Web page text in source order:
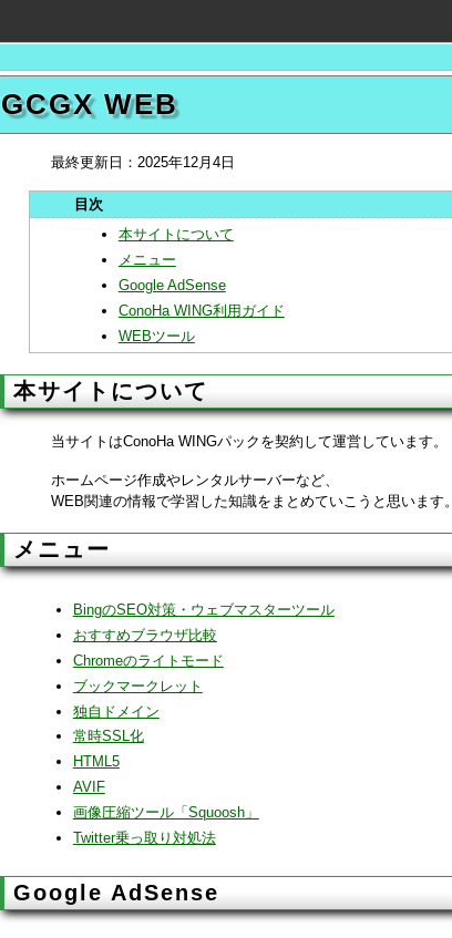
GCGX WEB
最終更新日： 2025年12月4日
本サイトについて
メニュー
Google AdSense
ConoHa WING利用ガイド
WEBツール
本サイトについて
当サイトはConoHa WINGパックを契約して運営しています。
ホームページ作成やレンタルサーバーなど、
WEB関連の情報で学習した知識をまとめていこうと思います。
メニュー
BingのSEO対策・ウェブマスターツール
おすすめブラウザ比較
Chromeのライトモード
ブックマークレット
独自ドメイン
常時SSL化
HTML5
AVIF
画像圧縮ツール「Squoosh」
Twitter乗っ取り対処法
Google AdSense